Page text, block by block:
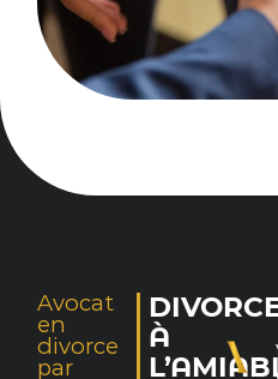
Avocat
en
divorce
par
À